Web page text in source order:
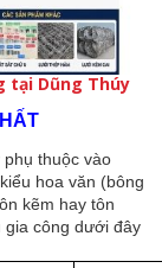
tại Dũng Thúy
thuộc vào
hoa văn (bông
kẽm hay tôn
gia công dưới đây